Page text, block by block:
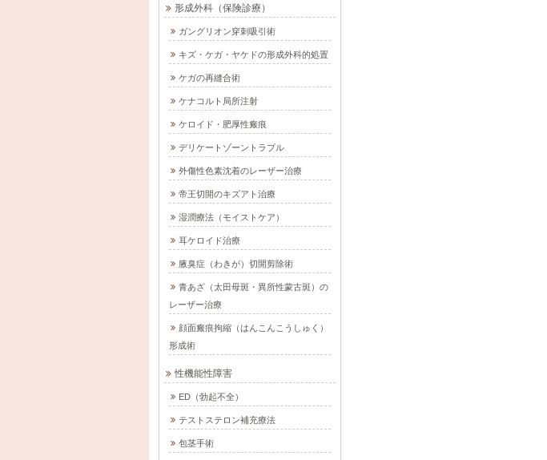
形成外科（保険診療）
ガングリオン穿刺吸引術
キズ・ケガ・ヤケドの形成外科的処置
ケガの再縫合術
ケナコルト局所注射
ケロイド・肥厚性瘢痕
デリケートゾーントラブル
外傷性色素沈着のレーザー治療
帝王切開のキズアト治療
湿潤療法（モイストケア）
耳ケロイド治療
腋臭症（わきが）切開剪除術
青あざ（太田母斑・異所性蒙古斑）の
レーザー治療
顔面瘢痕拘縮（はんこんこうしゅく）
形成術
性機能性障害
ED（勃起不全）
テストステロン補充療法
包茎手術